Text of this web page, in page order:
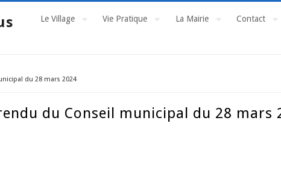
Le Village Vie Pratique La Mairie Contact
du 28 mars 2024
du Conseil municipal du 28 mars